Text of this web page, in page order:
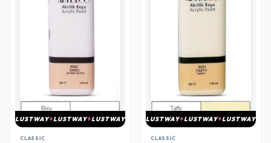
LUSTWAY LUSTWAY LUSTWAY
CLASSIC
LUSTWAY LUSTWAY LUSTWAY
CLASSIC